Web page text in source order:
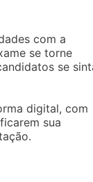
com a
se torne
se
digital, com
sua